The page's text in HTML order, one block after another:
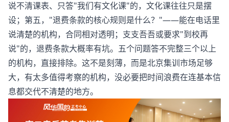
说不清课表、只答"我们有文化课"的，文化课往往只是摆
设；第五，"退费条款的核心规则是什么？"——能在电话里
说清楚的机构，合同相对透明；支支吾吾或要求"到校再
说"的，退费条款大概率有坑。五个问题答不完整三个以上
的机构，直接排除。这不是刻薄，而是北京集训市场足够
大，有太多值得考察的机构，没必要把时间浪费在连基本信
息都交代不清楚的地方。